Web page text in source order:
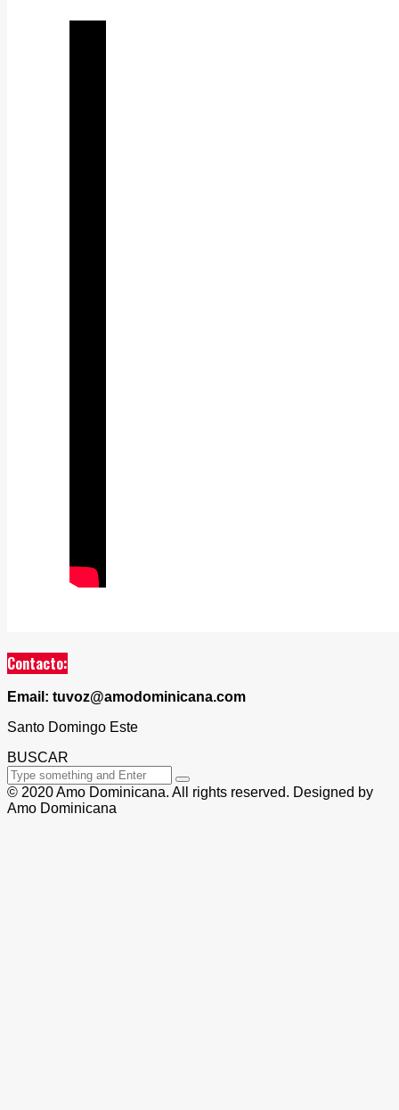
Contacto:
Email: tuvoz@amodominicana.com
Santo Domingo Este
BUSCAR
© 2020 Amo Dominicana. All rights reserved. Designed by
Amo Dominicana